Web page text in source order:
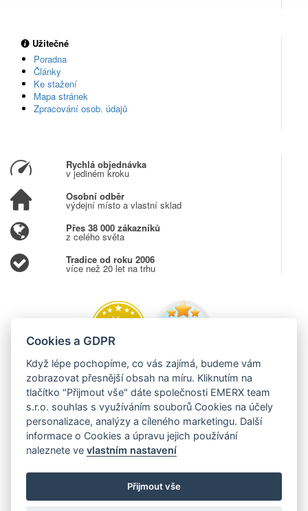
Užitečné
Poradna
Články
Ke stažení
Mapa stránek
Zpracování osob. údajů
Rychlá objednávka
v jediném kroku
Osobní odběr
výdejní místo a vlastní sklad
Přes 38 000 zákazníků
z celého světa
Tradice od roku 2006
více než 20 let na trhu
Cookies a GDPR
Když lépe pochopíme, co vás zajímá, budeme vám
zobrazovat přesnější obsah na míru. Kliknutím na
tlačítko "Přijmout vše" dáte společnosti EMERX team
s.r.o. souhlas s využíváním souborů Cookies na účely
personalizace, analýzy a cíleného marketingu. Další
informace o Cookies a úpravu jejich používání
naleznete vevlastním nastavení
Přijmout vše